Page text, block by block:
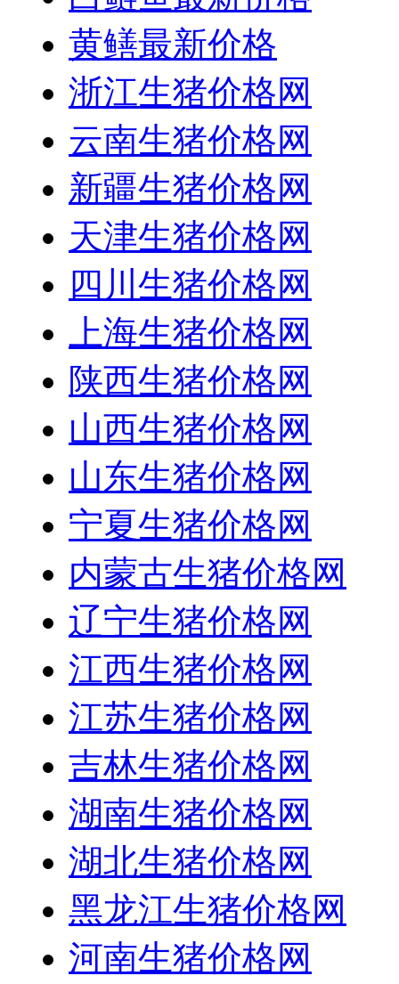
黄鳝最新价格
浙江生猪价格网
云南生猪价格网
新疆生猪价格网
天津生猪价格网
四川生猪价格网
上海生猪价格网
陕西生猪价格网
山西生猪价格网
山东生猪价格网
宁夏生猪价格网
内蒙古生猪价格网
辽宁生猪价格网
江西生猪价格网
江苏生猪价格网
吉林生猪价格网
湖南生猪价格网
湖北生猪价格网
黑龙江生猪价格网
河南生猪价格网